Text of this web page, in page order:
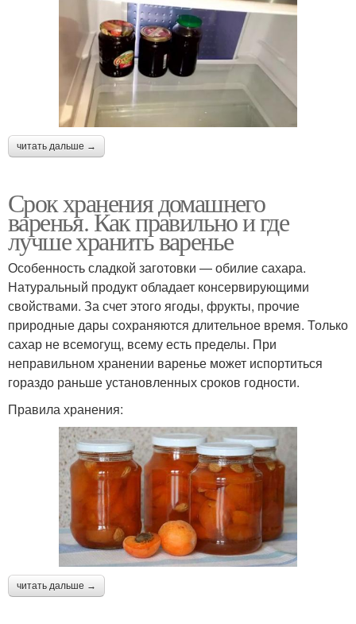
читать дальше →
Срок хранения домашнего
варенья. Как правильно и где
лучше хранить варенье
Особенность сладкой заготовки — обилие сахара.
Натуральный продукт обладает консервирующими
свойствами. За счет этого ягоды, фрукты, прочие
природные дары сохраняются длительное время. Только
сахар не всемогущ, всему есть пределы. При
неправильном хранении варенье может испортиться
гораздо раньше установленных сроков годности.
Правила хранения:
читать дальше →